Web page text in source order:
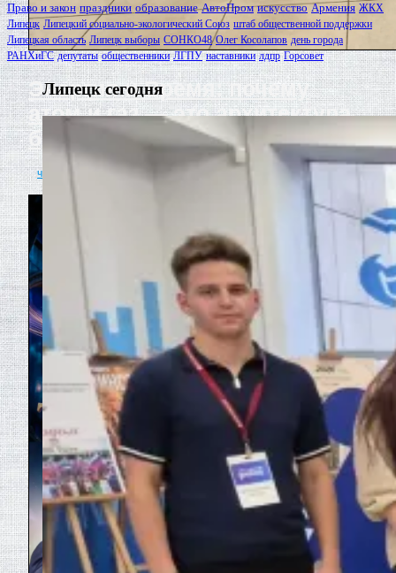
Энергия и Время: почему
атом и газ — это архитектура
будущего
читать полностью
Право и закон праздники образование АвтоПром искусство Армения ЖКХ
Липецк Липецкий социально-экологический Союз штаб общественной поддержки
Липецкая область Липецк выборы СОНКО48 Олег Косолапов день города
РАНХиГС депутаты общественники ЛГПУ наставники лдпр Горсовет
Липецк сегодня